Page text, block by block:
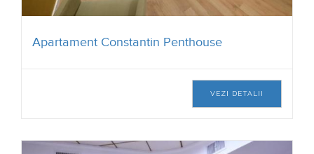
Apartament Constantin Penthouse
VEZI DETALII